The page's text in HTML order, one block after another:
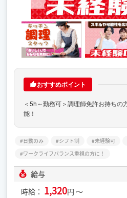
おすすめポイント
＜5h～勤務可＞調理師免許お持ちの
能！
日勤のみ シフト制 未経験可
ワークライフバランス重視の方に！
給与
時給： 1,320円 ～